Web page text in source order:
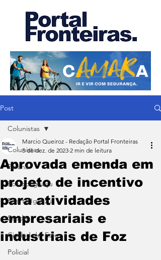
Post
Colunistas
Paraná
Foz do Iguaçu
Puerto Iguazu
Saúde
Ciudad del Este
Policial
Colunistas
Aprovada emenda em
projeto de incentivo
para atividades
empresariais e
industriais de Foz
Marcio Queiroz - Redação Portal Fronteiras
5 de dez. de 2023 2 min de leitura